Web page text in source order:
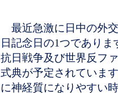
最近急激に日中の外
日記念日の1つであり
抗日戦争及び世界反フ
式典が予定されていま
に神経質になりやすい